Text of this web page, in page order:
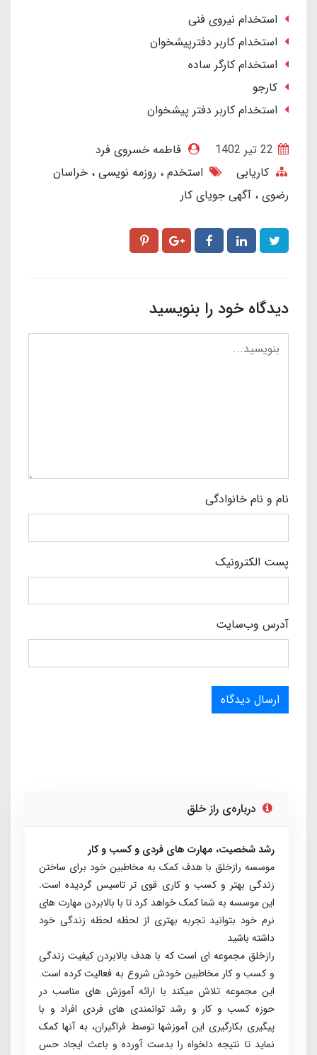
استخدام نیروی فنی
استخدام کاربر دفترپیشخوان
استخدام کارگر ساده
کارجو
استخدام کاربر دفتر پیشخوان
فاطمه خسروی فرد
کاریابی
استخدم روزمه نویسی خراسان
رضوی آگهی جویای کار
دیدگاه خود را بنویسید
نام و نام خانوادگی
پست الکترونیک
آدرس وب‌سایت
ارسال دیدگاه
درباره‌ی راز خلق
رشد شخصیت، مهارت های فردی و کسب و کار
موسسه رازخلق با هدف کمک به مخاطبین خود برای ساختن
زندگی بهتر و کسب و کاری قوی تر تاسیس گردیده است.
این موسسه به شما کمک خواهد کرد تا با بالابردن مهارت های
نرم خود بتوانید تجربه بهتری از لحظه لحظه زندگی خود
داشته باشید
راز­خلق مجموعه­ ای است که با هدف بالابردن کیفیت زندگی
و کسب ­و ­کار مخاطبین خودش شروع به فعالیت کرده است.
این مجموعه تلاش می­کند با ارائه آموزش­ های مناسب در
حوزه کسب­ و کار و رشد توانمندی ­های فردی افراد و با
پیگیری بکارگیری این آموزش­ها توسط فراگیران، به آنها کمک
نماید تا نتیجه دلخواه را بدست آورده و باعث ایجاد حس